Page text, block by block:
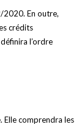
En outre,
crédits
l’ordre
Elle comprendra les